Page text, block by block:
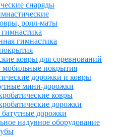
снаряды
ролл-маты
гимнастика
ковры для соревнований
мобильные покрытия
дорожки и ковры
мини-дорожки
ковры
дорожки
дорожки
надувное оборудование